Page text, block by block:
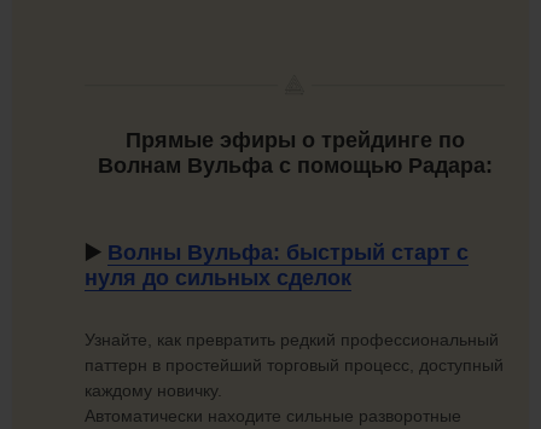
Прямые эфиры о трейдинге по
Волнам Вульфа с помощью Радара:
▶️ Волны Вульфа: быстрый старт с
нуля до сильных сделок
Узнайте, как превратить редкий профессиональный
паттерн в простейший торговый процесс, доступный
каждому новичку.
Автоматически находите сильные разворотные